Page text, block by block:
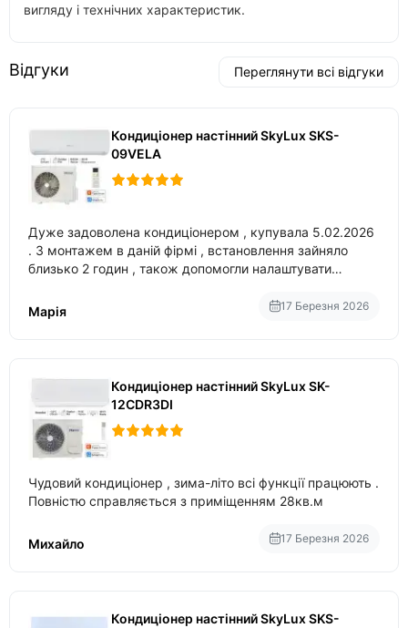
вигляду і технічних характеристик.
Відгуки Переглянути всі відгуки
Кондиціонер настінний SkyLux SKS-
09VELA
Дуже задоволена кондиціонером , купувала 5.02.2026
. З монтажем в даній фірмі , встановлення зайняло
близько 2 годин , також допомогли налаштувати
Марія
17 Березня 2026
Кондиціонер настінний SkyLux SK-
12CDR3DI
Чудовий кондиціонер , зима-літо всі функції працюють .
Повністю справляється з приміщенням 28кв.м
Михайло 17 Березня 2026
Кондиціонер настінний SkyLux SKS-